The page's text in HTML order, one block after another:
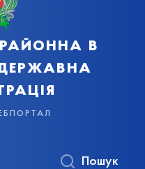
в
Пошук